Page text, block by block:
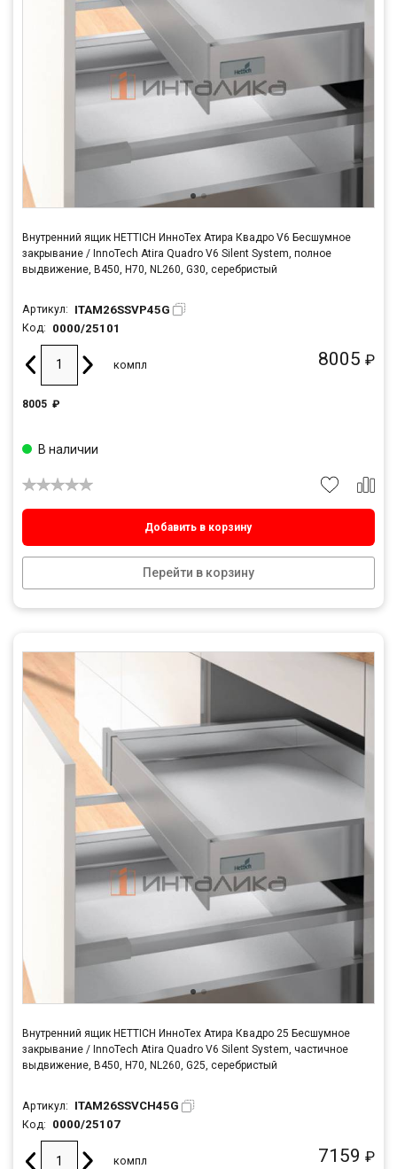
Внутренний ящик HETTICH ИнноТех Атира Квадро V6 Бесшумное
закрывание / InnoTech Atira Quadro V6 Silent System, полное
выдвижение, B450, H70, NL260, G30, серебристый
Артикул: ITAM26SSVP45G
Код: 0000/25101
8005 ₽
компл
8005 ₽
Добавить в корзину
Перейти в корзину
В наличии
Внутренний ящик HETTICH ИнноТех Атира Квадро 25 Бесшумное
закрывание / InnoTech Atira Quadro V6 Silent System, частичное
выдвижение, B450, H70, NL260, G25, серебристый
Артикул: ITAM26SSVCH45G
Код: 0000/25107
7159 ₽
компл